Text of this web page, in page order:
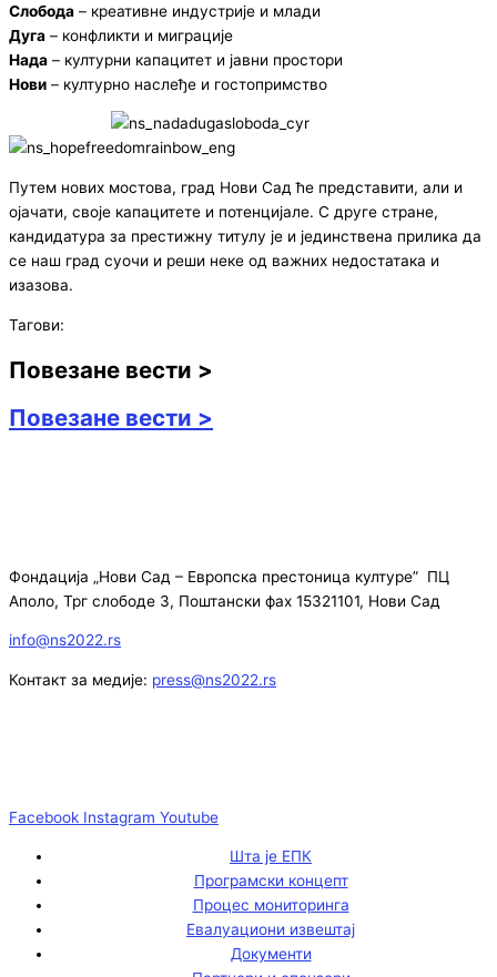
Слобода – креативне индустрије и млади
Дуга – конфликти и миграције
Нада – културни капацитет и јавни простори
Нови – културно наслеђе и гостопримство
Путем нових мостова, град Нови Сад ће представити, али и
ојачати, своје капацитете и потенцијале. С друге стране,
кандидатура за престижну титулу је и јединствена прилика да
се наш град суочи и реши неке од важних недостатака и
изазова.
Тагови:
Повезане вести >
Повезане вести >
Фондација „Нови Сад – Европска престоница културе” ПЦ
Аполо, Трг слободе 3, Поштански фах 15321101, Нови Сад
info@ns2022.rs
Контакт за медије: press@ns2022.rs
Facebook Instagram Youtube
Шта је ЕПК
Програмски концепт
Процес мониторинга
Евалуациони извештај
Документи